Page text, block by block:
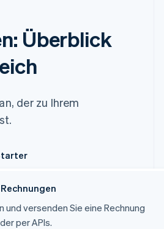
Überblick
der zu Ihrem
und versenden Sie eine Rechnung
per APIs.